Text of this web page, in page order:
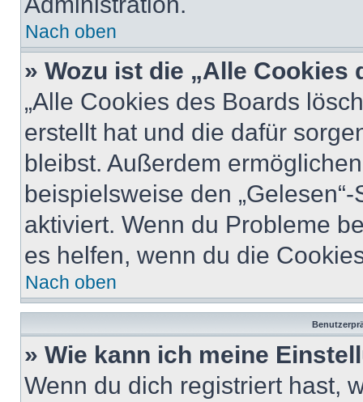
Nach oben
» Wozu ist die „Alle
„Alle Cookies des Boards
erstellt hat und die dafür
bleibst. Außerdem
beispielsweise den
aktiviert. Wenn du Probleme
es helfen, wenn du die
Nach oben
» Wie kann ich meine
Wenn du dich registriert hast,